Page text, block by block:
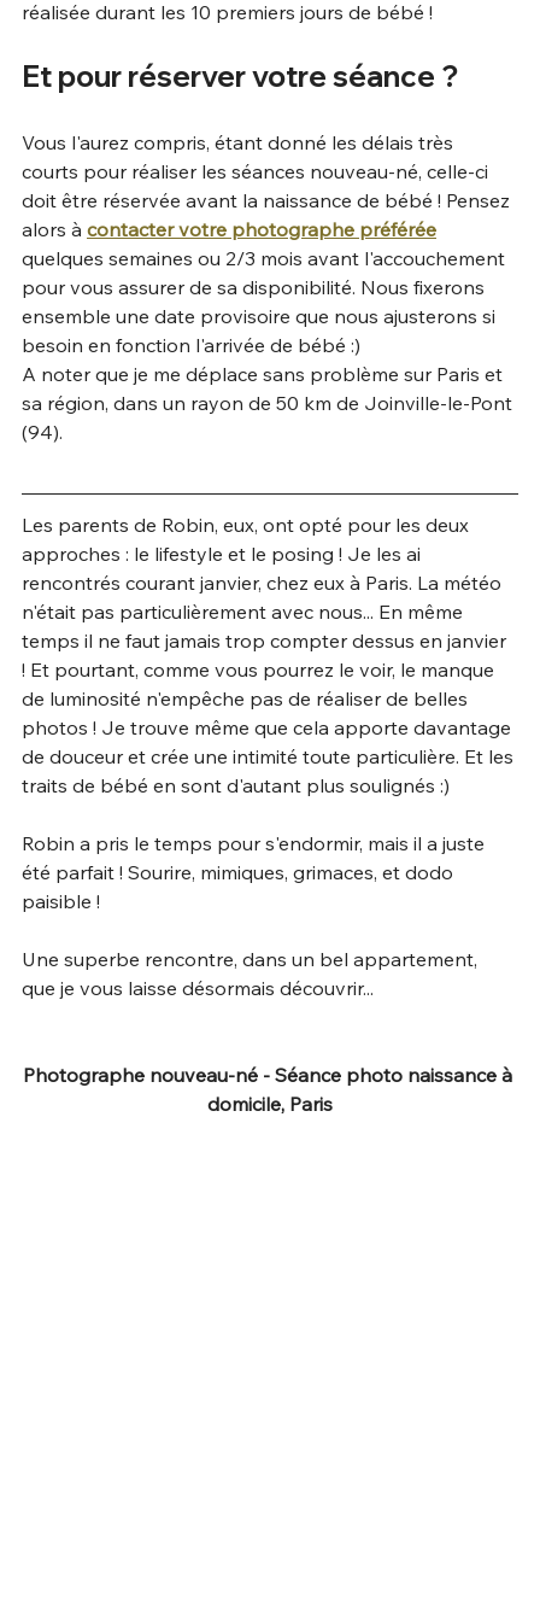
réalisée durant les 10 premiers jours de bébé !
Et pour réserver votre séance ?
Vous l'aurez compris, étant donné les délais très
courts pour réaliser les séances nouveau-né, celle-ci
doit être réservée avant la naissance de bébé ! Pensez
alors à contacter votre photographe préférée
quelques semaines ou 2/3 mois avant l'accouchement
pour vous assurer de sa disponibilité. Nous fixerons
ensemble une date provisoire que nous ajusterons si
besoin en fonction l'arrivée de bébé :)
A noter que je me déplace sans problème sur Paris et
sa région, dans un rayon de 50 km de Joinville-le-Pont
(94).
Les parents de Robin, eux, ont opté pour les deux
approches : le lifestyle et le posing ! Je les ai
rencontrés courant janvier, chez eux à Paris. La météo
n'était pas particulièrement avec nous... En même
temps il ne faut jamais trop compter dessus en janvier
! Et pourtant, comme vous pourrez le voir, le manque
de luminosité n'empêche pas de réaliser de belles
photos ! Je trouve même que cela apporte davantage
de douceur et crée une intimité toute particulière. Et les
traits de bébé en sont d'autant plus soulignés :)
Robin a pris le temps pour s'endormir, mais il a juste
été parfait ! Sourire, mimiques, grimaces, et dodo
paisible !
Une superbe rencontre, dans un bel appartement,
que je vous laisse désormais découvrir...
Photographe nouveau-né - Séance photo naissance à
domicile, Paris